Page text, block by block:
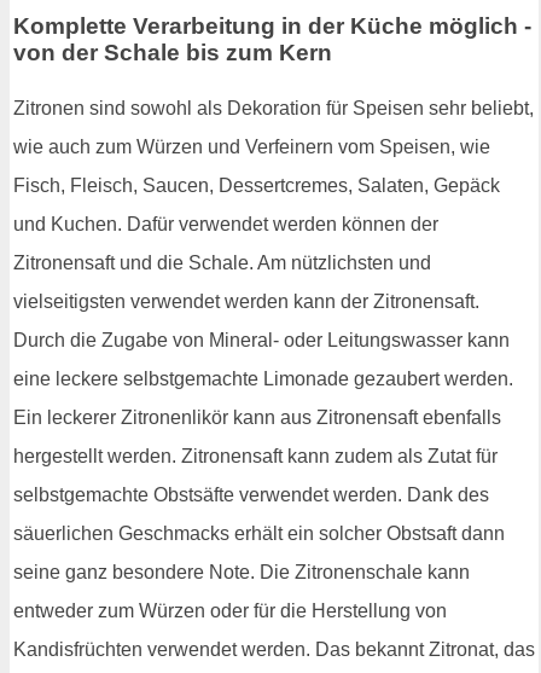
Komplette Verarbeitung in der Küche möglich -
von der Schale bis zum Kern
Zitronen sind sowohl als Dekoration für Speisen sehr beliebt,
wie auch zum Würzen und Verfeinern vom Speisen, wie
Fisch, Fleisch, Saucen, Dessertcremes, Salaten, Gepäck
und Kuchen. Dafür verwendet werden können der
Zitronensaft und die Schale. Am nützlichsten und
vielseitigsten verwendet werden kann der Zitronensaft.
Durch die Zugabe von Mineral- oder Leitungswasser kann
eine leckere selbstgemachte Limonade gezaubert werden.
Ein leckerer Zitronenlikör kann aus Zitronensaft ebenfalls
hergestellt werden. Zitronensaft kann zudem als Zutat für
selbstgemachte Obstsäfte verwendet werden. Dank des
säuerlichen Geschmacks erhält ein solcher Obstsaft dann
seine ganz besondere Note. Die Zitronenschale kann
entweder zum Würzen oder für die Herstellung von
Kandisfrüchten verwendet werden. Das bekannt Zitronat, das